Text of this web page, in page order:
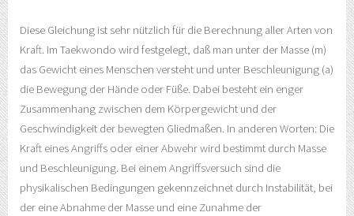
Diese Gleichung ist sehr nützlich für die Berechnung aller Arten von
Kraft. Im Taekwondo wird festgelegt, daß man unter der Masse (m)
das Gewicht eines Menschen versteht und unter Beschleunigung (a)
die Bewegung der Hände oder Füße. Dabei besteht ein enger
Zusammenhang zwischen dem Körpergewicht und der
Geschwindigkeit der bewegten Gliedmaßen. In anderen Worten: Die
Kraft eines Angriffs oder einer Abwehr wird bestimmt durch Masse
und Beschleunigung. Bei einem Angriffsversuch sind die
physikalischen Bedingungen gekennzeichnet durch Instabilität, bei
der eine Abnahme der Masse und eine Zunahme der